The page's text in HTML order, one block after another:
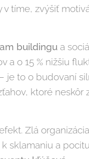
tíme, zvýšiť
buildingu a
a o 15 % nižšiu
je to o budovaní
ktoré neskôr
Zlá
sklamaniu a